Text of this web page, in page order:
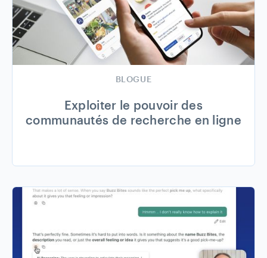
BLOGUE
Exploiter le pouvoir des
communautés de recherche en ligne